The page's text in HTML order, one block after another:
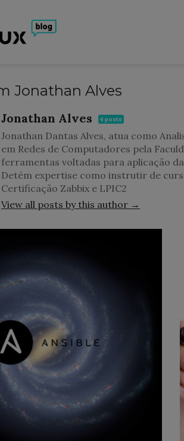
Jonathan Alves
Jonathan Alves 4 posts
Jonathan Dantas Alves, atua como
em Redes de Computadores pela
ferramentas voltadas para aplicação
Detém expertise como instrutir de
Certificação Zabbix e LPIC2
View all posts by this author →